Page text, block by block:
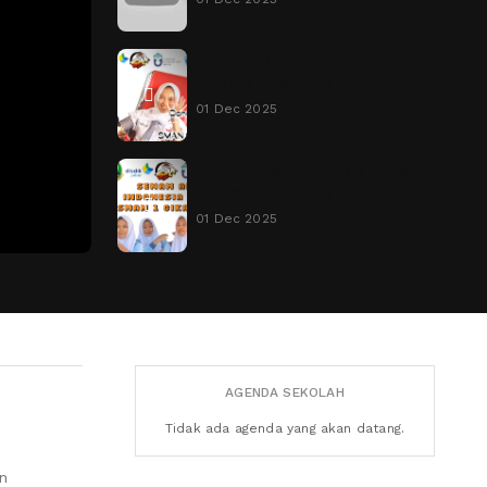
01 Dec 2025
01 Dec 2025
AGENDA SEKOLAH
Tidak ada agenda yang akan datang.